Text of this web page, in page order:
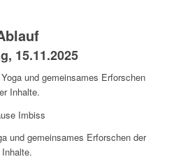
15.11.2025
und gemeinsames Erforschen
Inhalte.
Imbiss
und gemeinsames Erforschen der
Inhalte.